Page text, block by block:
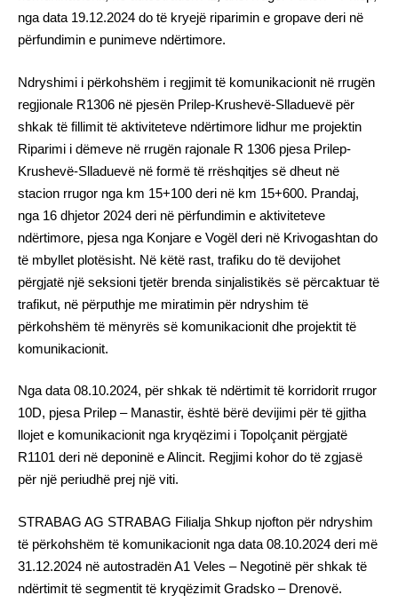
nga data 19.12.2024 do të kryejë riparimin e gropave deri në
përfundimin e punimeve ndërtimore.
Ndryshimi i përkohshëm i regjimit të komunikacionit në rrugën
regjionale R1306 në pjesën Prilep-Krushevë-Slladuevë për
shkak të fillimit të aktiviteteve ndërtimore lidhur me projektin
Riparimi i dëmeve në rrugën rajonale R 1306 pjesa Prilep-
Krushevë-Slladuevë në formë të rrëshqitjes së dheut në
stacion rrugor nga km 15+100 deri në km 15+600. Prandaj,
nga 16 dhjetor 2024 deri në përfundimin e aktiviteteve
ndërtimore, pjesa nga Konjare e Vogël deri në Krivogashtan do
të mbyllet plotësisht. Në këtë rast, trafiku do të devijohet
përgjatë një seksioni tjetër brenda sinjalistikës së përcaktuar të
trafikut, në përputhje me miratimin për ndryshim të
përkohshëm të mënyrës së komunikacionit dhe projektit të
komunikacionit.
Nga data 08.10.2024, për shkak të ndërtimit të korridorit rrugor
10D, pjesa Prilep – Manastir, është bërë devijimi për të gjitha
llojet e komunikacionit nga kryqëzimi i Topolçanit përgjatë
R1101 deri në deponinë e Alincit. Regjimi kohor do të zgjasë
për një periudhë prej një viti.
STRABAG AG STRABAG Filialja Shkup njofton për ndryshim
të përkohshëm të komunikacionit nga data 08.10.2024 deri më
31.12.2024 në autostradën A1 Veles – Negotinë për shkak të
ndërtimit të segmentit të kryqëzimit Gradsko – Drenovë.